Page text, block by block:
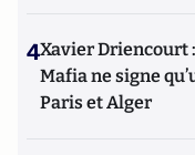
4Xavier Driencourt
Mafia ne signe
Paris et Alger